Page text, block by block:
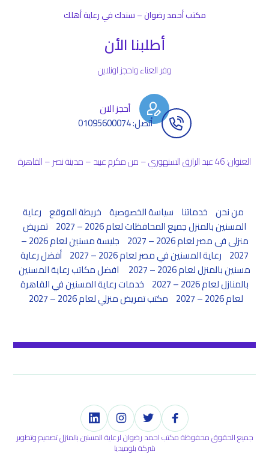
مكتب أحمد رضوان – سندك في رعاية أهلك
أطلبنا الأن
وفر العناء واحجز اونلاين
أحجز الان
أتصل: 01095600074
العنوان: 46 عبد الرازق السنهوري – من مكرم عبيد – مدينة نصر – القاهرة
من نحن خدماتنا سياسة الخصوصية خريطة الموقع رعاية
المسنين بالمنزل جميع المحافظات لعام 2026 – 2027
تمريض
منزلى فى مصر لعام 2026 – 2027
جليسة مسنين لعام 2026 –
2027 رعاية المسنين في مصر لعام 2026 – 2027
أفضل رعاية
مسنين بالمنزل لعام 2026 – 2027
افضل مكاتب رعاية المسنين
بالمنازل لعام 2026 – 2027
خدمات رعاية المسنين في القاهرة
لعام 2026 – 2027
مكتب تمريض منزلي لعام 2026 – 2027
جميع الحقوق محفوظة مكتب احمد رضوان لرعاية المسنين بالمنزل تصميم وتطوير
شركة بلوميديا